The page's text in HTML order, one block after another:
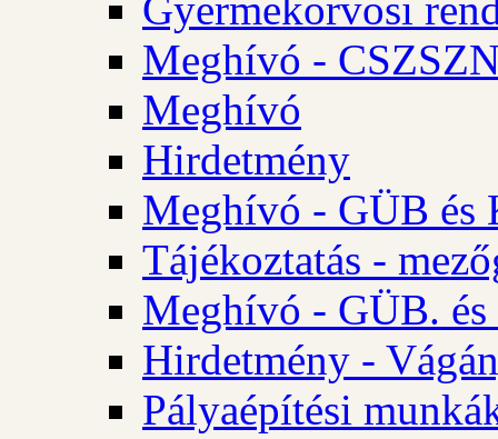
Gyermekorvosi
Meghívó -
Meghívó
Hirdetmény
Meghívó - GÜB és
Tájékoztatás -
Meghívó - GÜB.
Hirdetmény -
Pályaépítési